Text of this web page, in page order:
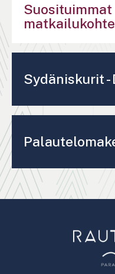
Suosituimmat
Sydäniskurit